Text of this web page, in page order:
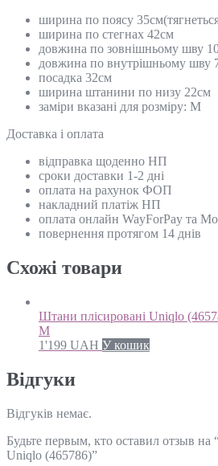
ширина по поясу
ширина по стегнах 42см
довжина по зовнішньому шву
довжина по внутрішньому шву
посадка 32см
ширина штанини по низу 22см
заміри вказані для розміру: M
Доставка і оплата
відправка щоденно НП
сроки доставки 1-2 дні
оплата на рахунок ФОП
накладний платіж НП
оплата онлайн WayForPay та
повернення протягом 14 днів
Схожi товари
Штани плісировані Uniqlo
M
1'199 UAH У кошик
Відгуки
Відгуків немає.
Будьте первым, кто оставил отзыв на
Uniqlo (465786)”